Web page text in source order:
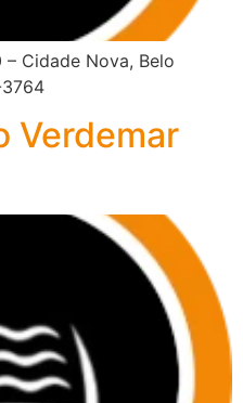
Cidade Nova, Belo
Verdemar